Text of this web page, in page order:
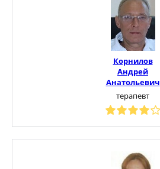
Корнилов
Андрей
Анатольевич
терапевт